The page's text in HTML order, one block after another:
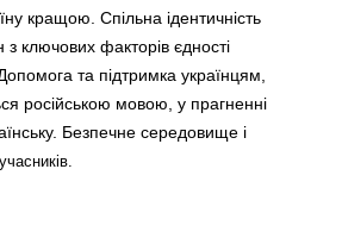
кращою. Спільна ідентичність
з ключових факторів єдності
та підтримка українцям,
російською мовою, у прагненні
переходу на українську. Безпечне середовище і